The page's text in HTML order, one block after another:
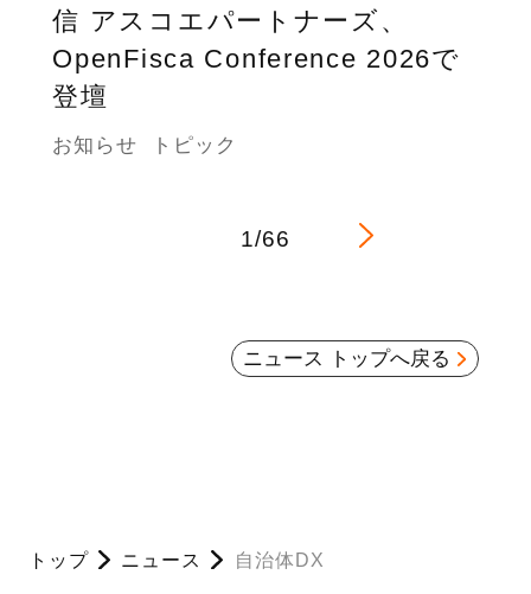
信 アスコエパートナーズ、
OpenFisca Conference 2026で
登壇
お知らせ トピック
1/66
ニュース トップへ戻る
トップ ニュース 自治体DX